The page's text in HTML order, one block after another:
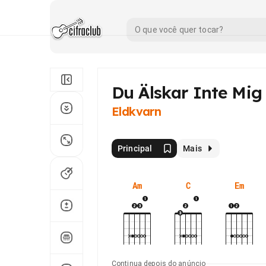
Du Älskar Inte Mig
Eldkvarn
Principal Mais
Am C Em
Continua depois do anúncio